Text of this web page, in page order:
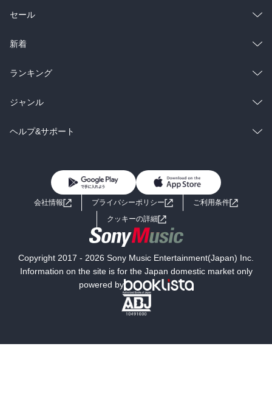
総合
ラノベ
雑誌・グラビア
BL・TL
セール
総合
ラノベ
雑誌・グラビア
BL・TL
新着
総合
ラノベ
雑誌・グラビア
ランキング
総合
ラノベ
ジャンル
コミック
ライトノベル 男子向けラノベ
小説
海外小説
ミステリー SF
文学
ヘルプ&サポート
よくあるご質問 お問い合わせ
会社情報 プライバシーポリシー
ご利用条件
クッキーの詳細
Copyright 2017 - 2026 Sony Music Entertainment(Japan) Inc.
Information on the site is for the Japan domestic market only
powered by